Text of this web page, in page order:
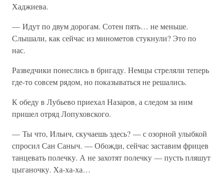
Хаджиева.
— Идут по двум дорогам. Сотен пять… не меньше.
Слышали, как сейчас из минометов стукнули? Это по
нас.
Разведчики понеслись в бригаду. Немцы стреляли теперь
где-то совсем рядом, но показываться не решались.
К обеду в Лубьево приехал Назаров, а следом за ним
пришел отряд Лопуховского.
— Ты что, Ильич, скучаешь здесь? — с озорной улыбкой
спросил Сан Саныч. — Обожди, сейчас заставим фрицев
танцевать полечку. А не захотят полечку — пусть пляшут
цыганочку. Ха-ха-ха…